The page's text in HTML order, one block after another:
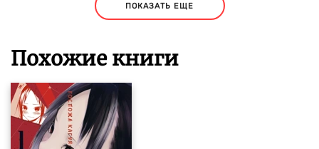
ПОКАЗАТЬ ЕЩЕ
Похожие книги